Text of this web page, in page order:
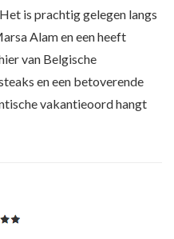
is prachtig gelegen langs
Alam en een heeft
van Belgische
en een betoverende
vakantieoord hangt